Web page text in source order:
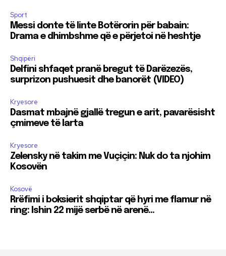
Sport
Messi donte të linte Botërorin për babain:
Drama e dhimbshme që e përjetoi në heshtje
Shqipëri
Delfini shfaqet pranë bregut të Darëzezës,
surprizon pushuesit dhe banorët (VIDEO)
Kryesore
Dasmat mbajnë gjallë tregun e arit, pavarësisht
çmimeve të larta
Kryesore
Zelensky në takim me Vuçiçin: Nuk do ta njohim
Kosovën
Kosovë
Rrëfimi i boksierit shqiptar që hyri me flamur në
ring: Ishin 22 mijë serbë në arenë…